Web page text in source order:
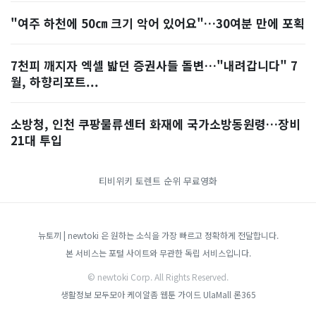
"여주 하천에 50㎝ 크기 악어 있어요"…30여분 만에 포획
7천피 깨지자 엑셀 밟던 증권사들 돌변…"내려갑니다" 7
월, 하향리포트...
소방청, 인천 쿠팡물류센터 화재에 국가소방동원령…장비
21대 투입
티비위키 토렌트 순위 무료영화
뉴토끼 | newtoki 은 원하는 소식을 가장 빠르고 정확하게 전달합니다.
본 서비스는 포털 사이트와 무관한 독립 서비스입니다.
© newtoki Corp. All Rights Reserved.
생활정보 모두모아 케이알좀 웹툰 가이드 UlaMall 론365